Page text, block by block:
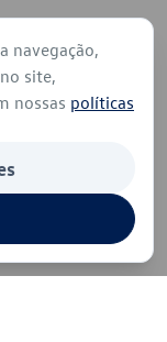
navegação,
site,
nossas políticas